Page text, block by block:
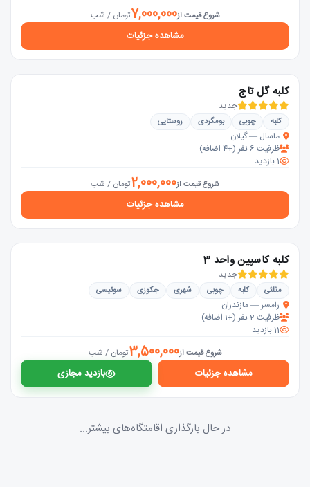
شروع قیمت از7,000,000تومان / شب
مشاهده جزئیات
کلبه گل تاج
جدید
کلبه چوبی بومگردی روستایی
ماسال — گیلان
ظرفیت 6 نفر (+4 اضافه)
1 بازدید
شروع قیمت از2,000,000تومان / شب
مشاهده جزئیات
کلبه کاسپین واحد 3
جدید
مثلثی کلبه چوبی شهری جکوزی سوئیسی
رامسر — مازندران
ظرفیت 2 نفر (+1 اضافه)
11 بازدید
شروع قیمت از3,500,000تومان / شب
مشاهده جزئیات بازدید مجازی
در حال بارگذاری...
در حال بارگذاری اقامتگاه‌های بیشتر...